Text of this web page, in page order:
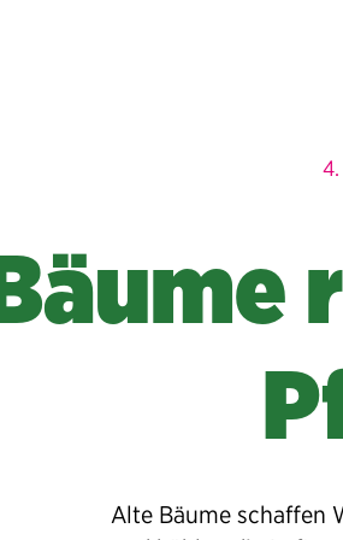
Alte Bäume schaffen